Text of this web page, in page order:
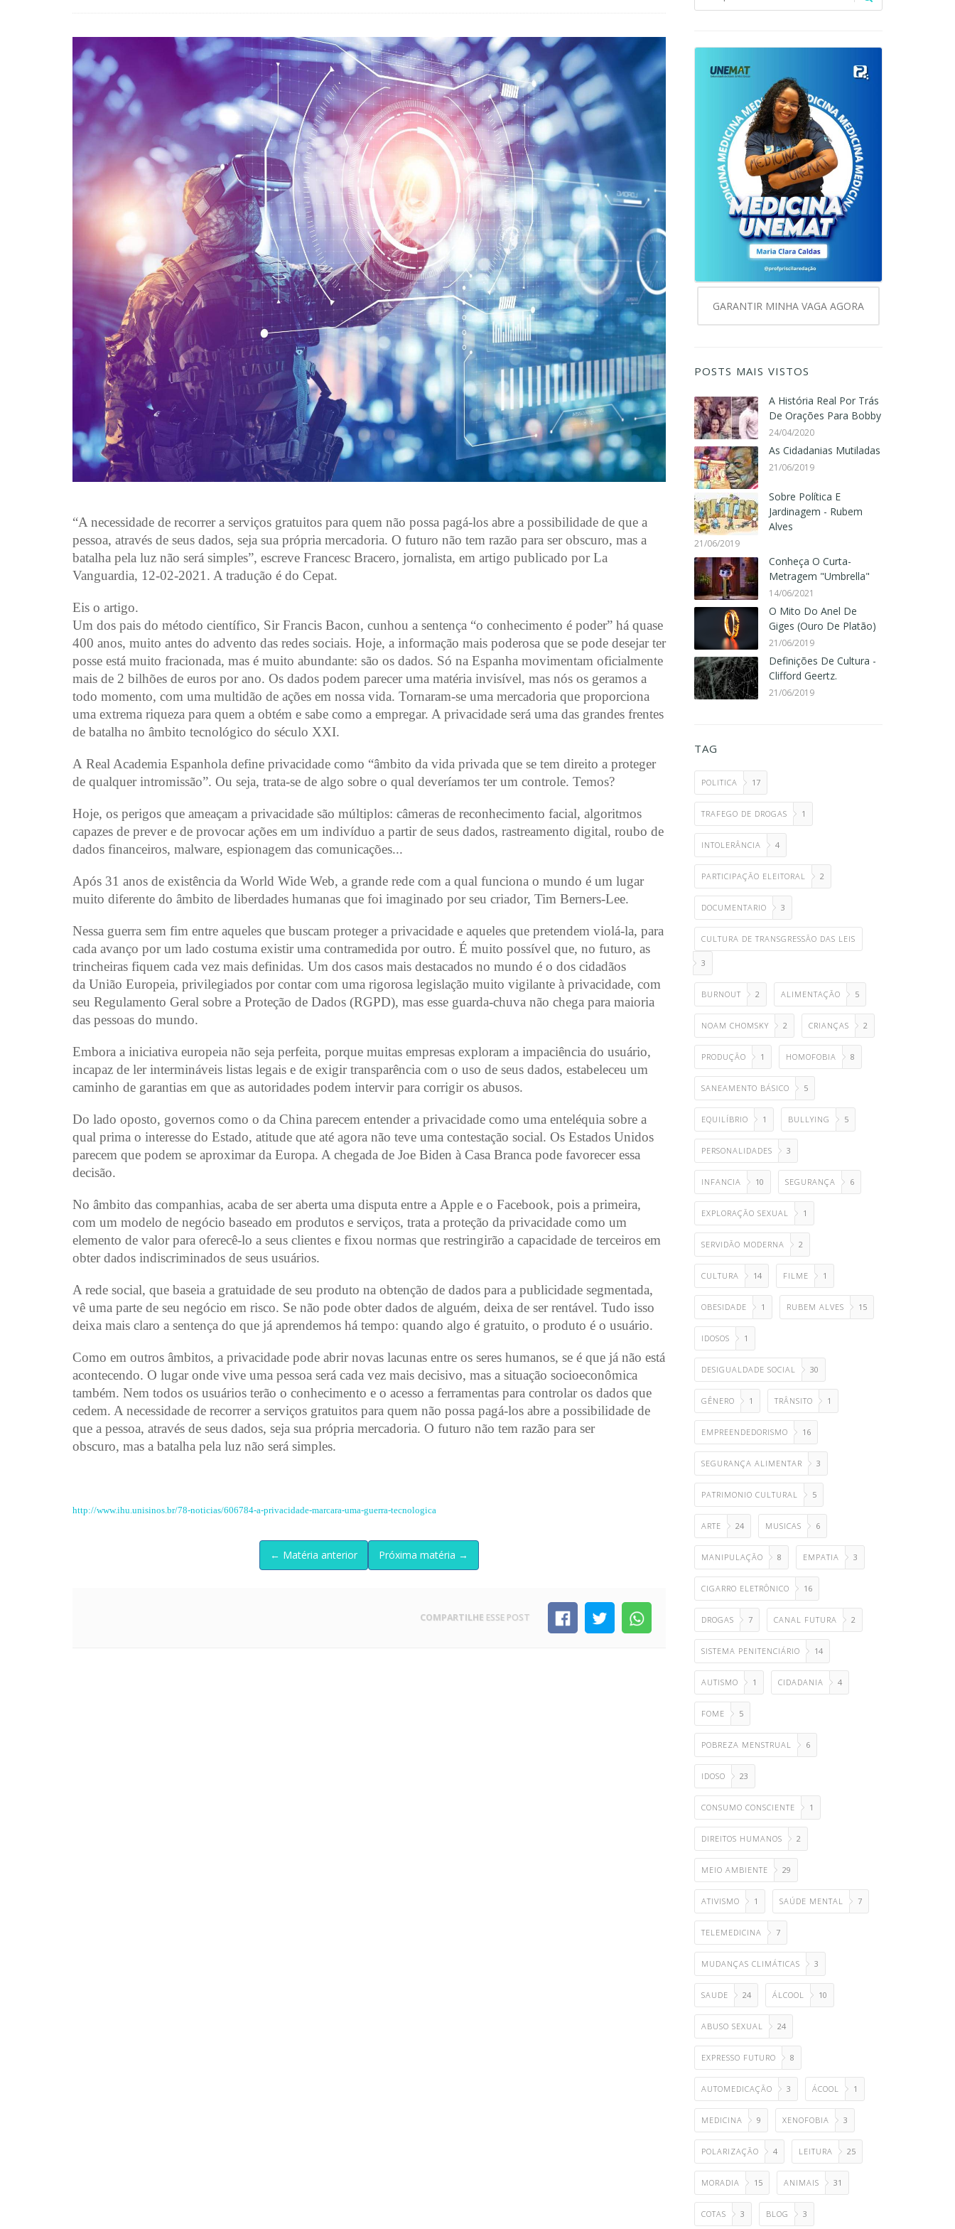
“A necessidade de recorrer a serviços gratuitos para quem não possa pagá-los abre a possibilidade de que a
pessoa, através de seus dados, seja sua própria mercadoria. O futuro não tem razão para ser obscuro, mas a
batalha pela luz não será simples”, escreve Francesc Bracero, jornalista, em artigo publicado por La
Vanguardia, 12-02-2021. A tradução é do Cepat.
Eis o artigo.
Um dos pais do método científico, Sir Francis Bacon, cunhou a sentença “o conhecimento é poder” há quase
400 anos, muito antes do advento das redes sociais. Hoje, a informação mais poderosa que se pode desejar ter
posse está muito fracionada, mas é muito abundante: são os dados. Só na Espanha movimentam oficialmente
mais de 2 bilhões de euros por ano. Os dados podem parecer uma matéria invisível, mas nós os geramos a
todo momento, com uma multidão de ações em nossa vida. Tornaram-se uma mercadoria que proporciona
uma extrema riqueza para quem a obtém e sabe como a empregar. A privacidade será uma das grandes frentes
de batalha no âmbito tecnológico do século XXI.
A Real Academia Espanhola define privacidade como “âmbito da vida privada que se tem direito a proteger
de qualquer intromissão”. Ou seja, trata-se de algo sobre o qual deveríamos ter um controle. Temos?
Hoje, os perigos que ameaçam a privacidade são múltiplos: câmeras de reconhecimento facial, algoritmos
capazes de prever e de provocar ações em um indivíduo a partir de seus dados, rastreamento digital, roubo de
dados financeiros, malware, espionagem das comunicações...
Após 31 anos de existência da World Wide Web, a grande rede com a qual funciona o mundo é um lugar
muito diferente do âmbito de liberdades humanas que foi imaginado por seu criador, Tim Berners-Lee.
Nessa guerra sem fim entre aqueles que buscam proteger a privacidade e aqueles que pretendem violá-la, para
cada avanço por um lado costuma existir uma contramedida por outro. É muito possível que, no futuro, as
trincheiras fiquem cada vez mais definidas. Um dos casos mais destacados no mundo é o dos cidadãos
da União Europeia, privilegiados por contar com uma rigorosa legislação muito vigilante à privacidade, com
seu Regulamento Geral sobre a Proteção de Dados (RGPD), mas esse guarda-chuva não chega para maioria
das pessoas do mundo.
Embora a iniciativa europeia não seja perfeita, porque muitas empresas exploram a impaciência do usuário,
incapaz de ler intermináveis listas legais e de exigir transparência com o uso de seus dados, estabeleceu um
caminho de garantias em que as autoridades podem intervir para corrigir os abusos.
Do lado oposto, governos como o da China parecem entender a privacidade como uma enteléquia sobre a
qual prima o interesse do Estado, atitude que até agora não teve uma contestação social. Os Estados Unidos
parecem que podem se aproximar da Europa. A chegada de Joe Biden à Casa Branca pode favorecer essa
decisão.
No âmbito das companhias, acaba de ser aberta uma disputa entre a Apple e o Facebook, pois a primeira,
com um modelo de negócio baseado em produtos e serviços, trata a proteção da privacidade como um
elemento de valor para oferecê-lo a seus clientes e fixou normas que restringirão a capacidade de terceiros em
obter dados indiscriminados de seus usuários.
A rede social, que baseia a gratuidade de seu produto na obtenção de dados para a publicidade segmentada,
vê uma parte de seu negócio em risco. Se não pode obter dados de alguém, deixa de ser rentável. Tudo isso
deixa mais claro a sentença do que já aprendemos há tempo: quando algo é gratuito, o produto é o usuário.
Como em outros âmbitos, a privacidade pode abrir novas lacunas entre os seres humanos, se é que já não está
acontecendo. O lugar onde vive uma pessoa será cada vez mais decisivo, mas a situação socioeconômica
também. Nem todos os usuários terão o conhecimento e o acesso a ferramentas para controlar os dados que
cedem. A necessidade de recorrer a serviços gratuitos para quem não possa pagá-los abre a possibilidade de
que a pessoa, através de seus dados, seja sua própria mercadoria. O futuro não tem razão para ser
obscuro, mas a batalha pela luz não será simples.
http://www.ihu.unisinos.br/78-noticias/606784-a-privacidade-marcara-uma-guerra-tecnologica
← Matéria anterior Próxima matéria →
COMPARTILHE ESSE POST
GARANTIR MINHA VAGA AGORA
POSTS MAIS VISTOS
A História Real Por Trás
De Orações Para Bobby
24/04/2020
As Cidadanias Mutiladas
21/06/2019
Sobre Política E
Jardinagem - Rubem
Alves
21/06/2019
Conheça O Curta-
Metragem "Umbrella"
14/06/2021
O Mito Do Anel De
Giges (Ouro De Platão)
21/06/2019
Definições De Cultura -
Clifford Geertz.
21/06/2019
TAG
POLITICA 17
TRAFEGO DE DROGAS 1
INTOLERÂNCIA 4
PARTICIPAÇÃO ELEITORAL 2
DOCUMENTARIO 3
CULTURA DE TRANSGRESSÃO DAS LEIS
3
BURNOUT 2 ALIMENTAÇÃO 5
NOAM CHOMSKY 2 CRIANÇAS 2
PRODUÇÃO 1 HOMOFOBIA 8
SANEAMENTO BÁSICO 5
EQUILÍBRIO 1 BULLYING 5
PERSONALIDADES 3
INFANCIA 10 SEGURANÇA 6
EXPLORAÇÃO SEXUAL 1
SERVIDÃO MODERNA 2
CULTURA 14 FILME 1
OBESIDADE 1 RUBEM ALVES 15
IDOSOS 1
DESIGUALDADE SOCIAL 30
GÊNERO 1 TRÂNSITO 1
EMPREENDEDORISMO 16
SEGURANÇA ALIMENTAR 3
PATRIMONIO CULTURAL 5
ARTE 24 MUSICAS 6
MANIPULAÇÃO 8 EMPATIA 3
CIGARRO ELETRÔNICO 16
DROGAS 7 CANAL FUTURA 2
SISTEMA PENITENCIÁRIO 14
AUTISMO 1 CIDADANIA 4
FOME 5
POBREZA MENSTRUAL 6
IDOSO 23
CONSUMO CONSCIENTE 1
DIREITOS HUMANOS 2
MEIO AMBIENTE 29
ATIVISMO 1 SAÚDE MENTAL 7
TELEMEDICINA 7
MUDANÇAS CLIMÁTICAS 3
SAUDE 24 ÁLCOOL 10
ABUSO SEXUAL 24
EXPRESSO FUTURO 8
AUTOMEDICAÇÃO 3 ÁCOOL 1
MEDICINA 9 XENOFOBIA 3
POLARIZAÇÃO 4 LEITURA 25
MORADIA 15 ANIMAIS 31
COTAS 3 BLOG 3